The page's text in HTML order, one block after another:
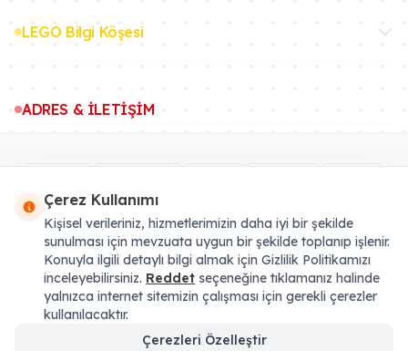
LEGO Bilgi Köşesi
ADRES & İLETİŞİM
* Tüm fiyatlara Yasal KDV eklenmiştir. Sipariş sonu artı Kargo Ücreti binebilir.
LEGO®, LEGO® logosu, Minifigure, DUPLO®, LEGENDS OF CHIMA, NINJAGO,
BIONICLE, MINDSTORMS ve MIXELS LEGO® Group'un tescilli ticari markasıdır
ve bu siteyi desteklemez, onaylamaz veya yetkilendirmez. Resmi LEGO web
sitesini ziyaret etmek için:lego.com
Çerez Kullanımı
Kişisel verileriniz, hizmetlerimizin daha iyi bir şekilde
sunulması için mevzuata uygun bir şekilde toplanıp işlenir.
Konuyla ilgili detaylı bilgi almak için Gizlilik Politikamızı
inceleyebilirsiniz. Reddet seçeneğine tıklamanız halinde
yalnızca internet sitemizin çalışması için gerekli çerezler
kullanılacaktır.
Çerezleri Özelleştir